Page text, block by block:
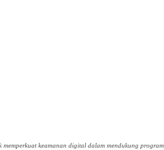
keamanan digital dalam mendukung